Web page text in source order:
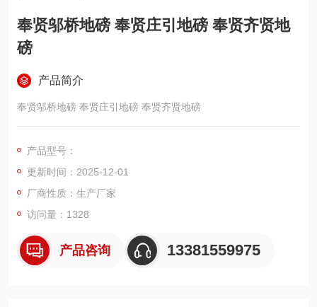
奉贤邬桥地磅 奉贤庄引地磅 奉贤齐贤地
磅
产品简介
奉贤邬桥地磅 奉贤庄引地磅 奉贤齐贤地磅
产品型号：
更新时间：2025-12-01
厂商性质：生产厂家
访问量：1328
产品咨询 13381559975